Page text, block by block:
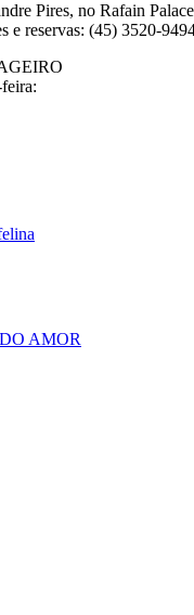
Pires, no Rafain
e reservas: (45) 3520-
AMOR